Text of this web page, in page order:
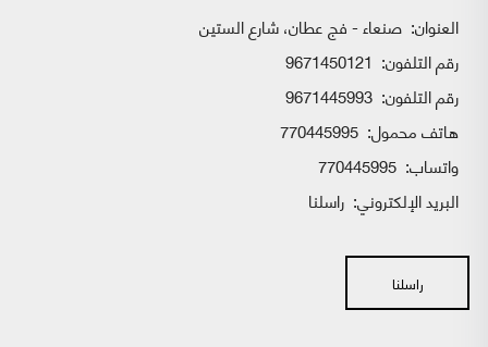
العنوان: صنعاء - فج عطان، شارع الستين
رقم التلفون: 9671450121
رقم التلفون: 9671445993
هاتف محمول: 770445995
واتساب:
البريد الإلكتروني: راسلنا
راسلنا